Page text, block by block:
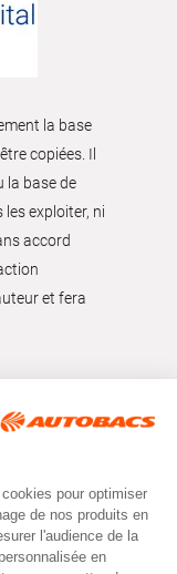
la base
copiées. Il
la base de
exploiter, ni
accord
et fera